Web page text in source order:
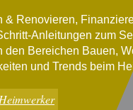
& Renovieren,
Anleitungen zum
den Bereichen Bauen,
und Trends beim